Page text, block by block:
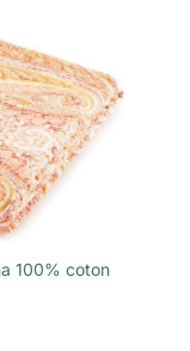
100% coton